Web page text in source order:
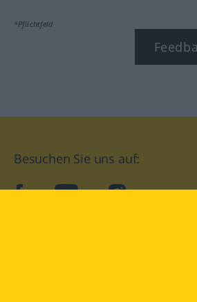
*Pflichtfeld
Besuchen Sie uns auf:
facebookYouTube Instagram